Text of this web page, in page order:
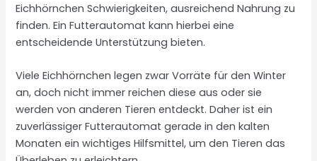
Eichhörnchen Schwierigkeiten, ausreichend Nahrung zu
finden. Ein Futterautomat kann hierbei eine
entscheidende Unterstützung bieten.
Viele Eichhörnchen legen zwar Vorräte für den Winter
an, doch nicht immer reichen diese aus oder sie
werden von anderen Tieren entdeckt. Daher ist ein
zuverlässiger Futterautomat gerade in den kalten
Monaten ein wichtiges Hilfsmittel, um den Tieren das